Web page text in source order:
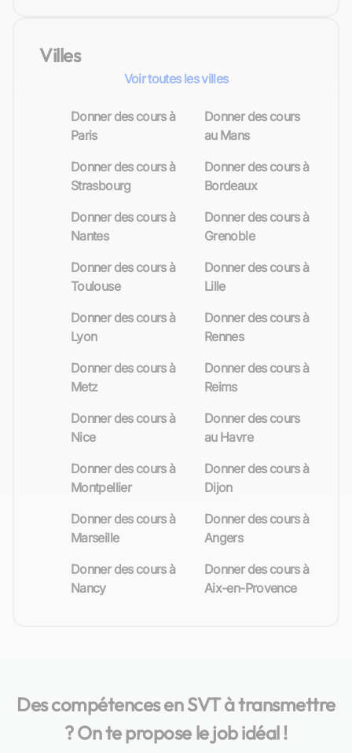
Villes
Voir toutes les villes
Donner des cours à
Paris
Donner des cours à
Strasbourg
Donner des cours à
Nantes
Donner des cours à
Toulouse
Donner des cours à
Lyon
Donner des cours à
Metz
Donner des cours à
Nice
Donner des cours à
Montpellier
Donner des cours à
Marseille
Donner des cours à
Nancy
Donner des cours
au Mans
Donner des cours à
Bordeaux
Donner des cours à
Grenoble
Donner des cours à
Lille
Donner des cours à
Rennes
Donner des cours à
Reims
Donner des cours
au Havre
Donner des cours à
Dijon
Donner des cours à
Angers
Donner des cours à
Aix-en-Provence
Des compétences en SVT à transmettre
? On te propose le job idéal !